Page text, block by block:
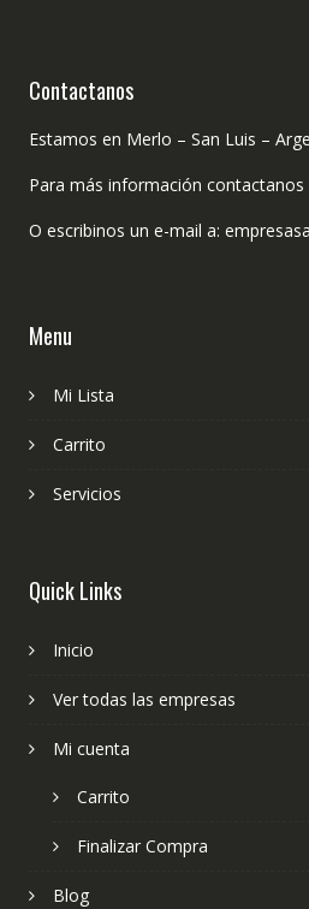
Contactanos
Estamos en Merlo – San Luis –
Para más información contactanos
O escribinos un e-mail a:
Menu
Mi Lista
Carrito
Servicios
Quick Links
Inicio
Ver todas las empresas
Mi cuenta
Carrito
Finalizar Compra
Blog